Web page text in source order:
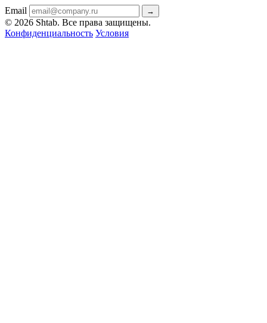
Email →
© 2026 Shtab. Все права защищены.
Конфиденциальность Условия